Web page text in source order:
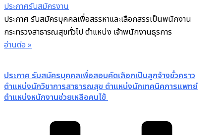
ประกาศรับสมัครงาน
ประกาศ รับสมัครบุคคลเพื่อสรรหาและเลือกสรรเป็นพนักงาน
กระทรวงสาธารณสุขทั่วไป ตำแหน่ง เจ้าพนักงานธุรการ
อ่านต่อ »
ประกาศ รับสมัครบุคคลเพื่อสอบคัดเลือกเป็นลูกจ้างชั่วคราว
ตำแหน่งนักวิชาการสาธารณสุข ตำแหน่งนักเทคนิคการแพทย์
ตำแหน่งหนักงานช่วยเหลือคนไข้